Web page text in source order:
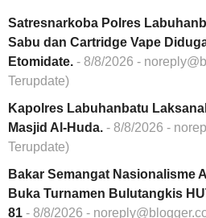
Satresnarkoba Polres
Sabu dan Cartridge Vape
Etomidate. - 8/8/2026 -
Terupdate)
Kapolres Labuhanbatu
Masjid Al-Huda. - 8/8/2026 -
Terupdate)
Bakar Semangat Nasionalisme
Buka Turnamen Bulutangkis
81 - 8/8/2026 -